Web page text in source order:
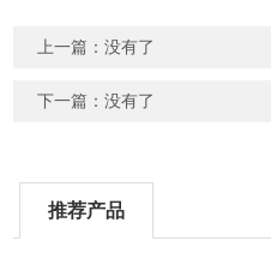
上一篇：没有了
下一篇：没有了
推荐产品